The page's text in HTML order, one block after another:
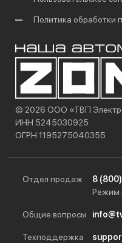
Политика обработки
© 2026 ООО «ТВП
ИНН 5245030925
ОГРН 1195275040355
Отдел продаж
8
Режим
Общие вопросы
Техподдержка